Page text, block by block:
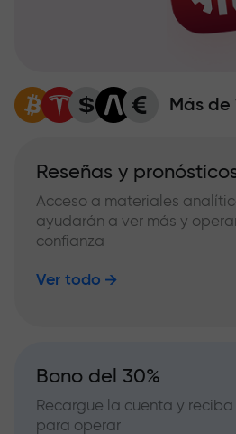
Más
Reseñas y
Acceso a materiales
ayudarán a ver más y
confianza
Ver todo
Bono del 30%
Recargue la cuenta y
para operar